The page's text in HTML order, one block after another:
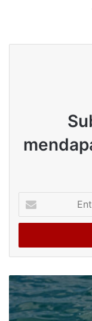
your
Email